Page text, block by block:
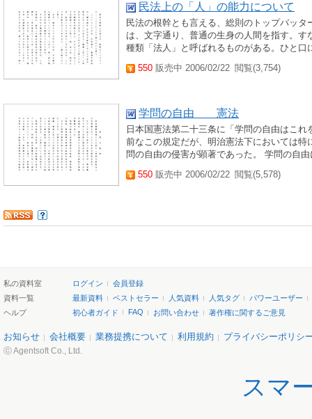
民法上の「人」の能力について
民法の根幹とも言える、総則のトップバッ
は、文字通り、普通の生身の人間を指す。
種類「法人」と呼ばれるものがある。ひと
550 販売中 2006/02/22 閲覧(3,754)
学問の自由 憲法
日本国憲法第二十三条に「学問の自由はこ
前なこの規定だが、明治憲法下においては
問の自由の侵害が顕著であった。 学問の自
550 販売中 2006/02/22 閲覧(5,578)
私の資料室 ログイン
会員登録
資料一覧
最新資料 ベストセラー 人気資料 人気タグ
パワーユーザー
ヘルプ
初心者ガイド FAQ お問い合わせ 著作権に関するご意見
お知らせ 会社概要 業務提携について 利用規約 プライバシーポリシ
ⓒ Agentsoft Co., Ltd.
スマ